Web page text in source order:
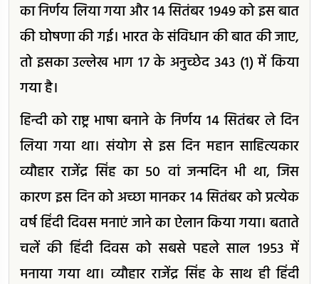
का निर्णय लिया गया और 14 सितंबर 1949 को इस बात
की घोषणा की गई। भारत के संविधान की बात की जाए,
तो इसका उल्लेख भाग 17 के अनुच्छेद 343 (1) में किया
गया है।
हिन्दी को राष्ट्र भाषा बनाने के निर्णय 14 सितंबर ले दिन
लिया गया था। संयोग से इस दिन महान साहित्यकार
व्यौहार राजेंद्र सिंह का 50 वां जन्मदिन भी था, जिस
कारण इस दिन को अच्छा मानकर 14 सितंबर को प्रत्येक
वर्ष हिंदी दिवस मनाएं जाने का ऐलान किया गया। बताते
चलें की हिंदी दिवस को सबसे पहले साल 1953 में
मनाया गया था। व्यौहार राजेंद्र सिंह के साथ ही हिंदी